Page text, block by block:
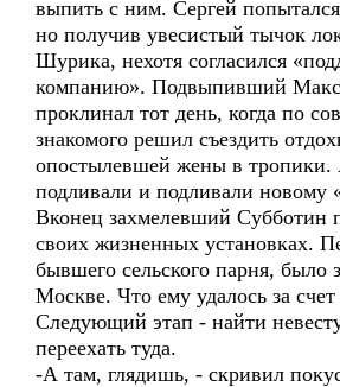
выпить с ним. Сергей попытался
но получив увесистый тычок
Шурика, нехотя согласился
компанию». Подвыпивший
проклинал тот день, когда по
знакомого решил съездить
опостылевшей жены в тропики.
подливали и подливали новому
Вконец захмелевший Субботин
своих жизненных установках.
бывшего сельского парня, было
Москве. Что ему удалось за
Следующий этап - найти
переехать туда.
-А там, глядишь, - скривил